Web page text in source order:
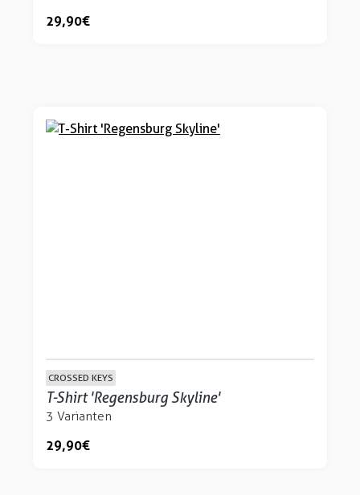
29,90 €
CROSSED KEYS
T-Shirt 'Regensburg Skyline'
3 Varianten
29,90 €